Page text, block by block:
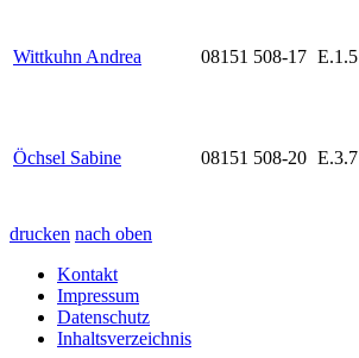
Wittkuhn Andrea 08151 508-17 E.1.5
Öchsel Sabine 08151 508-20 E.3.7
drucken nach oben
Kontakt
Impressum
Datenschutz
Inhaltsverzeichnis